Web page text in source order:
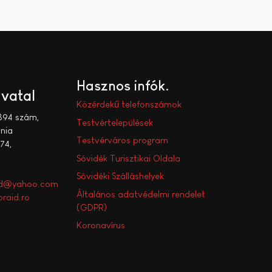
szám,
Hasznos infók
Közérdekű telefonszámok
Testvértelepülések
Testvérváros program
Sóvidék Turisztikai Oldala
Sóvidéki Szálláshelyek
Általános adatvédelmi rendelet
(GDPR)
Koronavírus